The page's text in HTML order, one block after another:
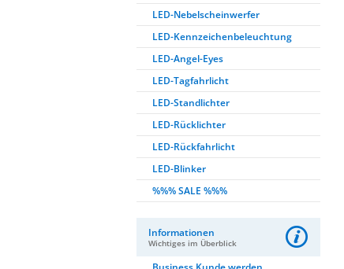
LED-Nebelscheinwerfer
LED-Kennzeichenbeleuchtung
LED-Angel-Eyes
LED-Tagfahrlicht
LED-Standlichter
LED-Rücklichter
LED-Rückfahrlicht
LED-Blinker
%%% SALE %%%
Informationen
Wichtiges im Überblick